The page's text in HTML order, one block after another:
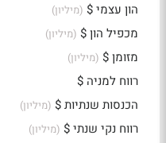
הון עצמי $ (מיליון)
מכפיל הון $ (מיליון)
מזומן $ (מיליון)
רווח למניה $
הכנסות שנתיות $ (מיליון)
רווח נקי שנתי $ (מיליון)